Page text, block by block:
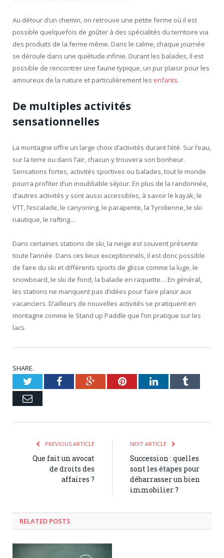
Au détour d’un chemin, on retrouve une petite ferme où il est
possible quelquefois de goûter à des spécialités du territoire via
des produits de la ferme même. Dans le calme, chaque journée
se déroule dans une quiétude infinie. Durant les balades, il est
possible de rencontrer une faune typique, un pur plaisir pour les
amoureux de la nature et particulièrement les enfants.
De multiples activités
sensationnelles
La montagne offre un large choix d’activités durant l’été. Sur l’eau,
sur la terre ou dans l’air, chacun y trouvera son bonheur.
Sensations fortes, activités sportives ou balades, tout le monde
pourra profiter d’un inoubliable séjour. En plus de la randonnée,
d’autres activités y sont aussi accessibles, à savoir le kayak, le
VTT, l’escalade, le canyoning, le parapente, la Tyrolienne, le ski
nautique, le rafting…
Dans certaines stations de ski, la neige est souvent présente
toute l’année. Dans ces lieux exceptionnels, il est donc possible
de faire du ski et différents sports de glisse comme la luge, le
snowboard, le ski de fond, la balade en raquette… En général,
les stations ne manquent pas d’idées pour faire plaisir aux
vacanciers. D’ailleurs de nouvelles activités se pratiquent en
montagne comme le Stand up Paddle que l’on pratique sur les
lacs.
SHARE.
TwitterFacebookGoogle+PinterestLinkedInTumblr
Email
PREVIOUS ARTICLE
Que fait un avocat
de droits des
affaires ?
NEXT ARTICLE
Succession : quelles
sont les étapes pour
débarrasser un bien
immobilier ?
RELATED POSTS